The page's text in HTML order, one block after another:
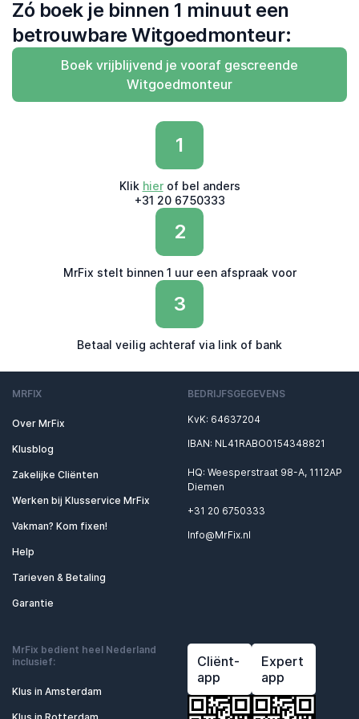
Zó boek je binnen 1 minuut een
betrouwbare Witgoedmonteur:
Boek vrijblijvend je vooraf gescreende
Witgoedmonteur
1
Klik hierof bel anders
+31 20 6750333
2
MrFix stelt binnen 1 uur een afspraak voor
3
Betaal veilig achteraf via link of bank
MRFIX
Over MrFix
Klusblog
Zakelijke Cliënten
Werken bij Klusservice MrFix
Vakman? Kom fixen!
Help
Tarieven & Betaling
Garantie
BEDRIJFSGEGEVENS
KvK: 64637204
IBAN: NL41RABO0154348821
HQ: Weesperstraat 98-A, 1112AP
Diemen
+31 20 6750333
Info@MrFix.nl
MrFix bedient heel Nederland
inclusief:
Klus in Amsterdam
Cliënt-
app
Expert
app